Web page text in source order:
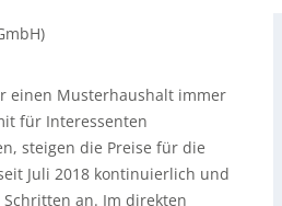
einen Musterhaushalt immer
für Interessenten
steigen die Preise für die
Juli 2018 kontinuierlich und
an. Im direkten